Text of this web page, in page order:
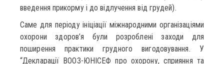
введення прикорму і до відлучення від грудей).
Саме для періоду ініціації міжнародними організаціями
охорони здоров’я були розроблені заходи для
поширення практики грудного вигодовування. У
“Декларації ВООЗ-ЮНІСЕФ про охорону, сприяння та